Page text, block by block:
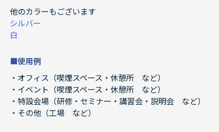
他のカラーもございます
シルバー
白
■使用例
オフィス（喫煙スペース・休憩所 など）
イベント（喫煙スペース・休憩所 など）
特設会場（研修・セミナー・講習会・説明会 など）
その他（工場 など）